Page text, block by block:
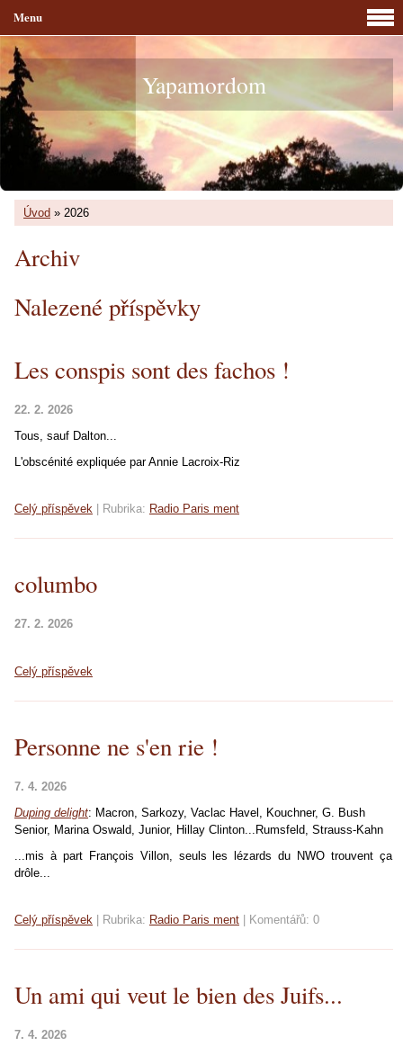
Yapamordom
Úvod » 2026
Archiv
Nalezené příspěvky
Les conspis sont des fachos !
22. 2. 2026
Tous, sauf Dalton...
L'obscénité expliquée par Annie Lacroix-Riz
Celý příspěvek Rubrika: Radio Paris ment
columbo
27. 2. 2026
Celý příspěvek
Personne ne s'en rie !
7. 4. 2026
Duping delight: Macron, Sarkozy, Vaclac Havel, Kouchner, G. Bush
Senior, Marina Oswald, Junior, Hillay Clinton...Rumsfeld, Strauss-Kahn
...mis à part François Villon, seuls les lézards du NWO trouvent ça
drôle...
Celý příspěvek Rubrika: Radio Paris ment Komentářů: 0
Un ami qui veut le bien des Juifs...
7. 4. 2026
Menu